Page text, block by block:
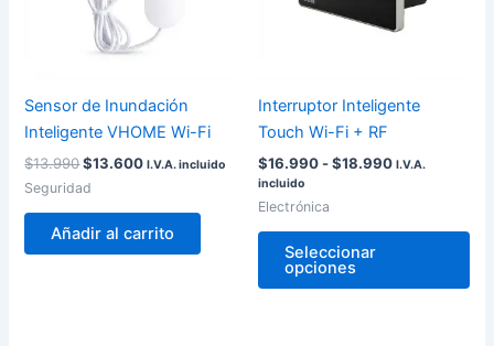
Sensor de Inundación
Inteligente VHOME Wi-Fi
$13.990$13.600 I.V.A. incluido
Seguridad
Añadir al carrito
Interruptor Inteligente
Touch Wi-Fi + RF
$16.990 -$18.990 I.V.A.
incluido
Electrónica
Seleccionar
opciones